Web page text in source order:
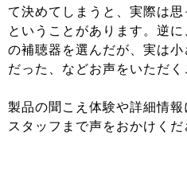
て決めてしまうと、実際は思
ということがあります。逆
の補聴器を選んだが、実は
だった、などお声をいただく
製品の聞こえ体験や詳細情
スタッフまで声をおかけくだ